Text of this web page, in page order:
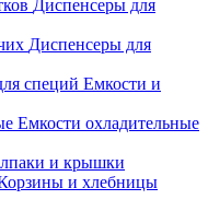
Диспенсеры для
Диспенсеры для
Емкости и
Емкости охладительные
и крышки
и хлебницы